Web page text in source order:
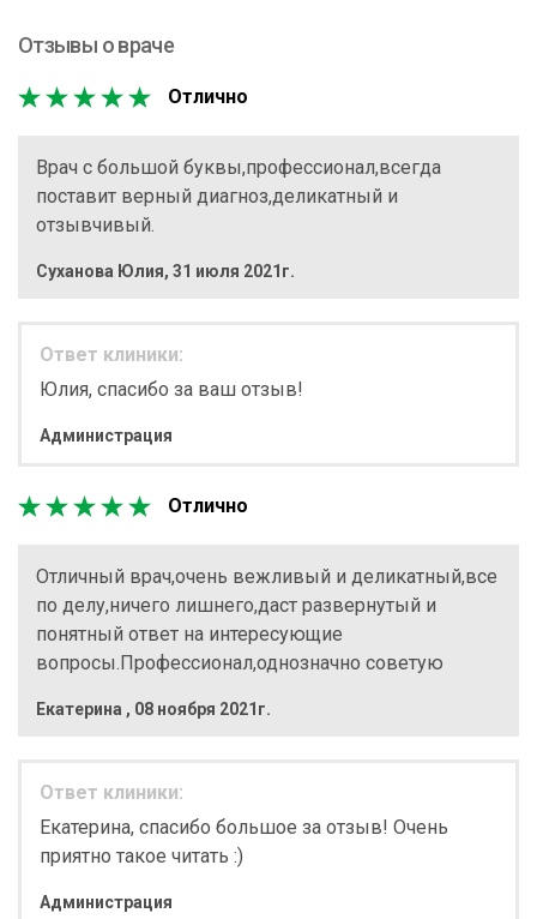
Отзывы о враче
Отлично
Врач с большой буквы,профессионал,всегда
поставит верный диагноз,деликатный и
отзывчивый.
Суханова Юлия, 31 июля 2021г.
Ответ клиники:
Юлия, спасибо за ваш отзыв!
Администрация
Отлично
Отличный врач,очень вежливый и деликатный,все
по делу,ничего лишнего,даст развернутый и
понятный ответ на интересующие
вопросы.Профессионал,однозначно советую
Екатерина , 08 ноября 2021г.
Ответ клиники:
Екатерина, спасибо большое за отзыв! Очень
приятно такое читать :)
Администрация